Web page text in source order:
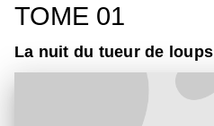
TOME 01
La nuit du tueur de loups